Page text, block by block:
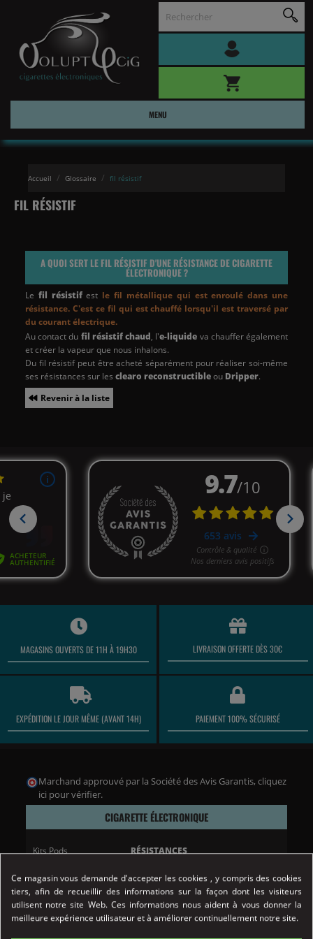
MENU
Accueil Glossaire fil résistif
FIL RÉSISTIF
A QUOI SERT LE FIL RÉSISTIF D'UNE RÉSISTANCE DE CIGARETTE
ÉLECTRONIQUE?
Le fil résistifest le fil métallique qui est enroulé dans une
résistance. C'est ce fil qui est chauffé lorsqu'il est traversé par
du courant électrique.
Au contact du fil résistif chaud, l'e-liquide va chauffer également
et créer la vapeur que nous inhalons.
Du fil résistif peut être acheté séparément pour réaliser soi-même
ses résistances sur les clearo reconstructibleou Dripper.
Revenir à la liste
MAGASINS OUVERTS DE 11H À 19H30 LIVRAISON OFFERTE DÈS 30€
EXPÉDITION LE JOUR MÊME (AVANT 14H) PAIEMENT 100% SÉCURISÉ
Marchand approuvé par la Société des Avis Garantis, cliquez
ici pour vérifier.
CIGARETTE ÉLECTRONIQUE
Kits Pods
Kits avancés & expert
Box et Batteries
Clearomiseurs
Resistance
RÉSISTANCES
Résistance Geek Vape
Résistance Dotmod
Résistance Eleaf
Résistances Innokin
Ce magasin vous demande d'accepter les cookies , y compris des cookies
tiers, afin de recueillir des informations sur la façon dont les visiteurs
utilisent notre site Web. Ces informations nous aident à vous donner la
meilleure expérience utilisateur et à améliorer continuellement notre site.